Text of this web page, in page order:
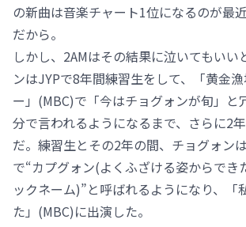
の新曲は音楽チャート1位になるのが最
だから。
しかし、2AMはその結果に泣いてもいい
ンはJYPで8年間練習生をして、「黄金
ー」(MBC)で「今はチョグォンが旬」と
分で言われるようになるまで、さらに2
だ。練習生とその2年の間、チョグォン
で“カプグォン(よくふざける姿からでき
ックネーム)”と呼ばれるようになり、「
た」(MBC)に出演した。